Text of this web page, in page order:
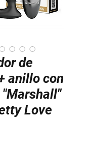
de
anillo con
Love